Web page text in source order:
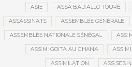
ASIE ASSA BADIALLO TOURÉ
ASSASSINATS ASSEMBLÉE GÉNÉRALE
ASSEMBLÉE NATIONALE SÉNÉGAL
ASSIMI GOITA AU GHANA
ASSIMILATION ASSISES